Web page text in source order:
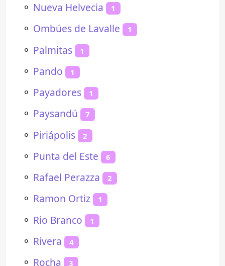
⚬ Nueva Helvecia 1
⚬ Ombúes de Lavalle 1
⚬ Palmitas 1
⚬ Pando 1
⚬ Payadores 1
⚬ Paysandú 7
⚬ Piriápolis 2
⚬ Punta del Este 6
⚬ Rafael Perazza 2
⚬ Ramon Ortiz 1
⚬ Rio Branco 1
⚬ Rivera 4
⚬ Rocha 3